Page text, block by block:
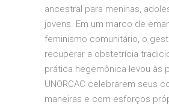
ancestral para meninas,
jovens. Em um marco de
feminismo comunitário, o
recuperar a obstetrícia
prática hegemônica levou às
UNORCAC celebrarem seus
maneiras e com esforços